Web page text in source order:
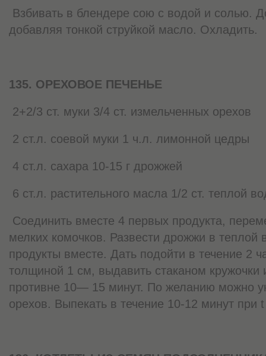
Взбивать в блендере сою с водой и солью.
добавляя тонкой струйкой масло. Охладить.
135. ОРЕХОВОЕ ПЕЧЕНЬЕ
2+2/3 ст. муки 3/4 ст. измельченных орехов
2 ст.л. соевой муки 1 ч.л. лимонной цедры
4 ст.л. сахара 10-15 г дрожжей
6 ст.л. растительного масла 1/2 ст. теплой
Соединить вместе 4 первых продукта,
мелких комочков. Развести дрожжи в теплой
продукты вместе. Дать подойти в течение 2
толщиной 1 см, выдавить стаканом кружочки
противне 10— 15 минут. По желанию можно
орехов. Выпекать в течение 10-12 минут при